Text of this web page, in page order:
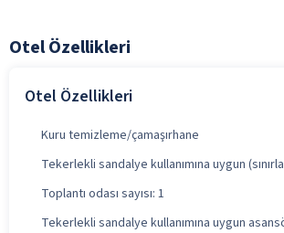
Otel Özellikleri
Otel Özellikleri
Kuru temizleme/çamaşırhane
Tekerlekli sandalye kullanımına uygun
Toplantı odası sayısı: 1
Tekerlekli sandalye kullanımına uygun